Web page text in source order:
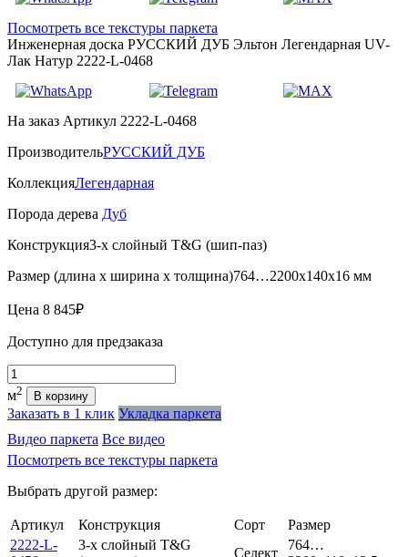
Посмотреть все текстуры паркета
Инженерная доска РУССКИЙ ДУБ Эльтон Легендарная UV-
Лак Натур 2222-L-0468
На заказ Артикул 2222-L-0468
ПроизводительРУССКИЙ ДУБ
КоллекцияЛегендарная
Порода дерева Дуб
Конструкция3-х слойный T&G (шип-паз)
Размер (длина х ширина х толщина)764…2200х140х16 мм
Цена 8 845₽
Доступно для предзаказа
Количество
м2 В корзину
Заказать в 1 клик Укладка паркета
Видео паркета Все видео
Посмотреть все текстуры паркета
Выбрать другой размер:
Артикул Конструкция Сорт
Размер
2222-L-
3-х слойный T&G
Селект
764…